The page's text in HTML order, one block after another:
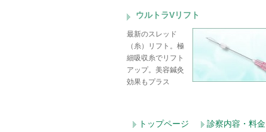
ウルトラVリフト
最新のスレッド
（糸）リフト。極
細吸収糸でリフト
アップ。美容鍼灸
効果もプラス
トップページ 診察内容・料金